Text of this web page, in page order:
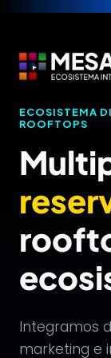
Saltar
contenido
ECOSISTEMA
ROOFTOPS
Integramos
marketing e